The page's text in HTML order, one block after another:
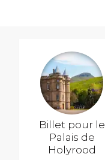
Billet pour le
Palais de
Holyrood